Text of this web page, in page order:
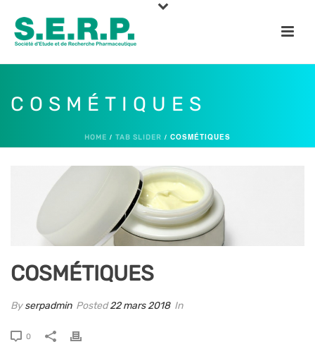
COSMÉTIQUES
HOME / TAB SLIDER / COSMÉTIQUES
COSMÉTIQUES
Byserpadmin Posted22 mars 2018 In
0